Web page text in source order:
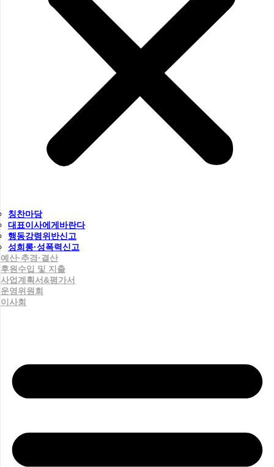
칭찬마당
대표이사에게바란다
행동강령위반신고
성희롱·성폭력신고
예산·추경·결산
후원수입 및 지출
사업계획서&평가서
운영위원회
이사회